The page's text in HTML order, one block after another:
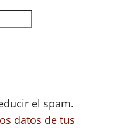
el spam.
datos de tus